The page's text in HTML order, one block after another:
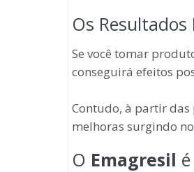
Os
Se você tomar
conseguirá efeitos
Contudo, à partir das
melhoras surgindo
O Emagresil